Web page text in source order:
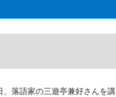
落語家の三遊亭兼好さんを講